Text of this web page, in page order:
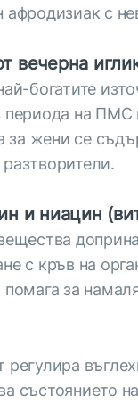
афродизиак с
вечерна
богатите
периода на ПМС
за жени се
и ниацин
с кръв на
помага за
регулира
състоянието